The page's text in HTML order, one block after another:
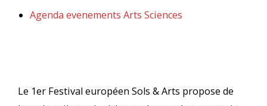
Agenda evenements Arts Sciences
Le 1er Festival européen Sols & Arts propose de